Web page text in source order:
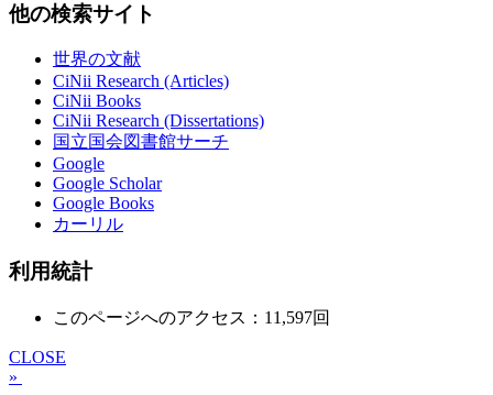
他の検索サイト
世界の文献
CiNii Research (Articles)
CiNii Books
CiNii Research (Dissertations)
国立国会図書館サーチ
Google
Google Scholar
Google Books
カーリル
利用統計
このページへのアクセス：11,597回
CLOSE
»